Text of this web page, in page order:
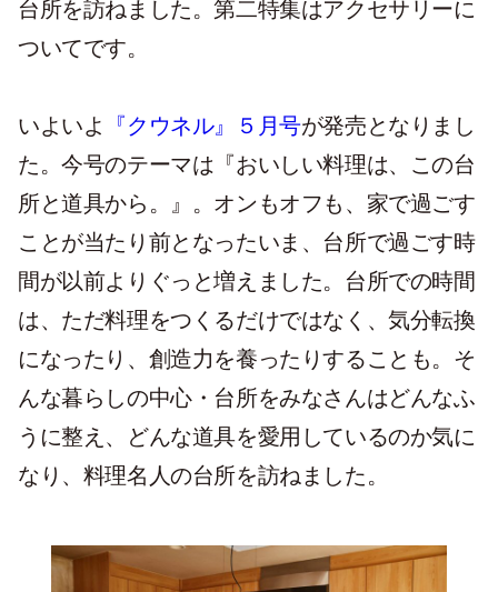
台所を訪ねました。第二特集はアクセサリーに
ついてです。
いよいよ 『クウネル』５月号が発売となりまし
た。今号のテーマは『おいしい料理は、この台
所と道具から。』。オンもオフも、家で過ごす
ことが当たり前となったいま、台所で過ごす時
間が以前よりぐっと増えました。台所での時間
は、ただ料理をつくるだけではなく、気分転換
になったり、創造力を養ったりすることも。そ
んな暮らしの中心・台所をみなさんはどんなふ
うに整え、どんな道具を愛用しているのか気に
なり、料理名人の台所を訪ねました。